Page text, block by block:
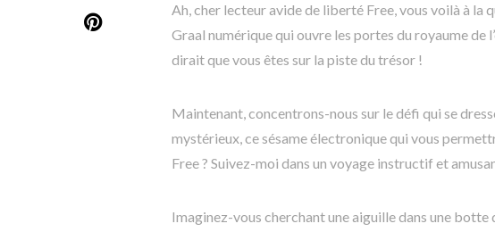
Ah, cher lecteur avide de liberté Free, vous voilà à la
Graal numérique qui ouvre les portes du royaume de
dirait que vous êtes sur la piste du trésor !
Maintenant, concentrons-nous sur le défi qui se
mystérieux, ce sésame électronique qui vous
Free ? Suivez-moi dans un voyage instructif et
Imaginez-vous cherchant une aiguille dans une botte